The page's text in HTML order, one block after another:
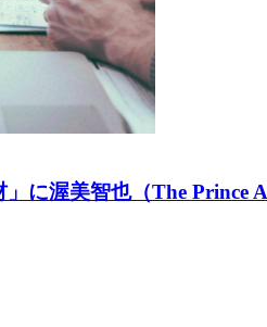
に渥美智也（The